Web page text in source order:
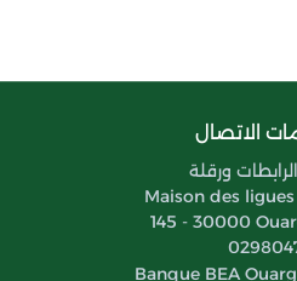
الاتصال
ورقلة
Maison des ligues
145 - 30000
Banque BEA